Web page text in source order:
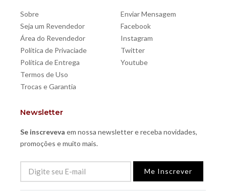
Sobre
Seja um Revendedor
Área do Revendedor
Política de Privaciade
Política de Entrega
Termos de Uso
Trocas e Garantia
Enviar Mensagem
Facebook
Instagram
Twitter
Youtube
Newsletter
Se inscreveva em nossa newsletter e receba novidades,
promoções e muito mais.
Me Inscrever